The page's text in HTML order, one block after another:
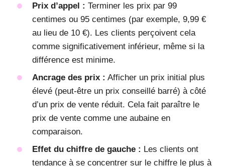
Prix d’appel : Terminer les prix par 99
centimes ou 95 centimes (par exemple, 9,99 €
au lieu de 10 €). Les clients perçoivent cela
comme significativement inférieur, même si la
différence est minime.
Ancrage des prix : Afficher un prix initial plus
élevé (peut-être un prix conseillé barré) à côté
d’un prix de vente réduit. Cela fait paraître le
prix de vente comme une aubaine en
comparaison.
Effet du chiffre de gauche : Les clients ont
tendance à se concentrer sur le chiffre le plus à